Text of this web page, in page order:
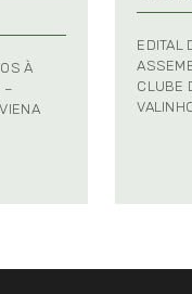
À
–
EDITAL
CLUBE